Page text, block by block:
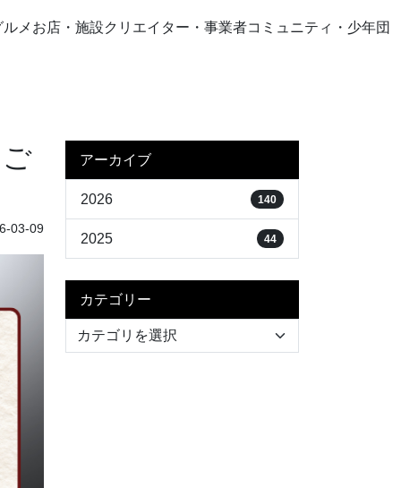
ルメ お店・施設クリエイター・事業者コミュニティ・少年団
03-09
アーカイブ
2026 140
2025 44
カテゴリー